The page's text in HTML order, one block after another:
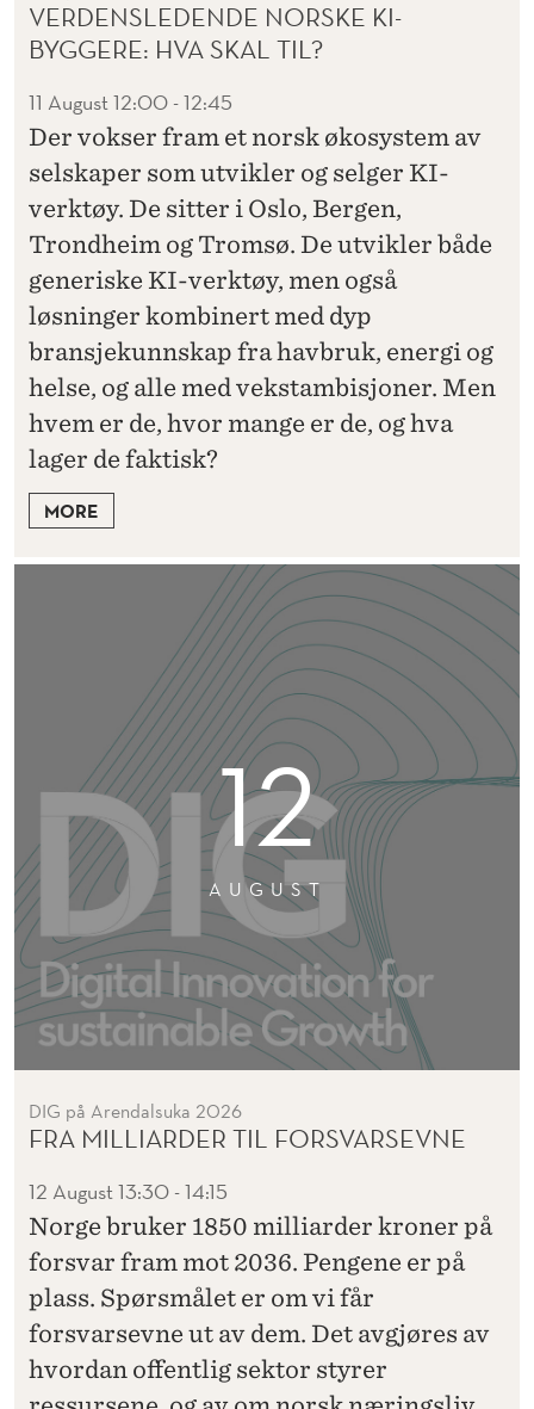
VERDENSLEDENDE NORSKE KI-
BYGGERE: HVA SKAL TIL?
11 August12:00 - 12:45
Der vokser fram et norsk økosystem av
selskaper som utvikler og selger KI-
verktøy. De sitter i Oslo, Bergen,
Trondheim og Tromsø. De utvikler både
generiske KI-verktøy, men også
løsninger kombinert med dyp
bransjekunnskap fra havbruk, energi og
helse, og alle med vekstambisjoner. Men
hvem er de, hvor mange er de, og hva
lager de faktisk?
MORE
12
AUGUST
DIG på Arendalsuka 2026
FRA MILLIARDER TIL FORSVARSEVNE
12 August 13:30 - 14:15
Norge bruker 1850 milliarder kroner på
forsvar fram mot 2036. Pengene er på
plass. Spørsmålet er om vi får
forsvarsevne ut av dem. Det avgjøres av
hvordan offentlig sektor styrer